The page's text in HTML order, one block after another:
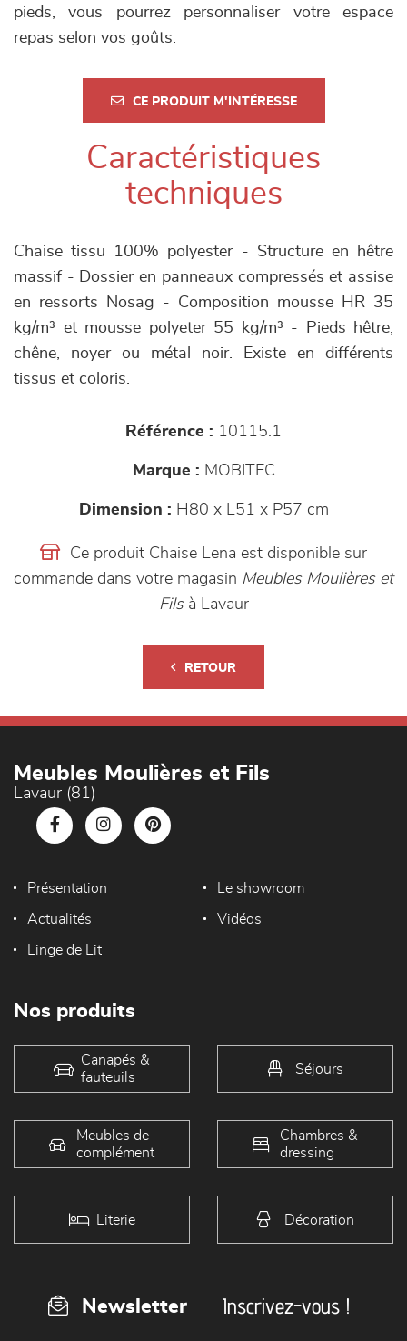
pieds, vous pourrez personnaliser votre espace
repas selon vos goûts.
CE PRODUIT M'INTÉRESSE
Caractéristiques
techniques
Chaise tissu 100% polyester - Structure en hêtre
massif - Dossier en panneaux compressés et assise
en ressorts Nosag - Composition mousse HR 35
kg/m³ et mousse polyeter 55 kg/m³ - Pieds hêtre,
chêne, noyer ou métal noir. Existe en différents
tissus et coloris.
Référence : 10115.1
Marque : MOBITEC
Dimension : H80 x L51 x P57 cm
Ce produit Chaise Lena est disponible sur
commande dans votre magasin Meubles Moulières et
Filsà Lavaur
RETOUR
Meubles Moulières et Fils
Lavaur (81)
Présentation Le showroom
Actualités Vidéos
Linge de Lit
Nos produits
Canapés &
fauteuils
Séjours
Meubles de
complément
Chambres &
dressing
Literie Décoration
Newsletter Inscrivez-vous !